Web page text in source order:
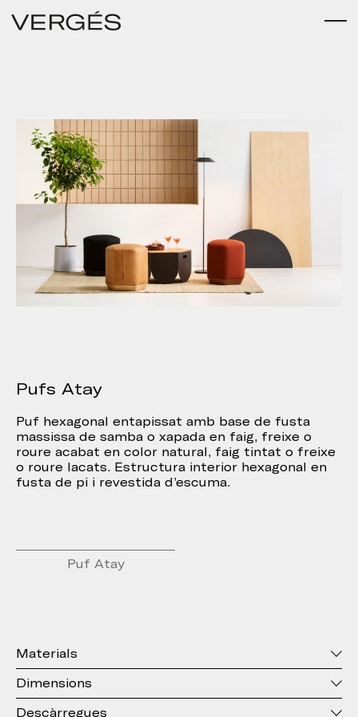
Pufs Atay
Puf hexagonal entapissat amb base de fusta
massissa de samba o xapada en faig, freixe o
roure acabat en color natural, faig tintat o freixe
o roure lacats. Estructura interior hexagonal en
fusta de pi i revestida d’escuma.
Puf Atay
Materials
Dimensions
Descàrregues